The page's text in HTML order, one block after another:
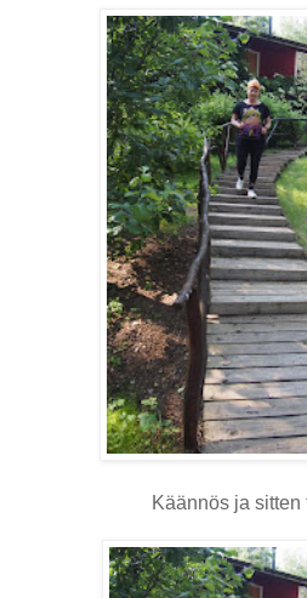
Käännös ja sitten